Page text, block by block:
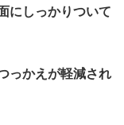
にしっかりついて
っかえが軽減され